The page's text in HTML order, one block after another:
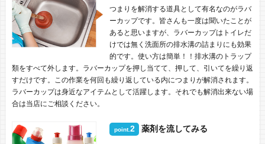
つまりを解消する道具として有名なのがラバ
ーカップです。皆さんも一度は聞いたことが
あると思いますが、ラバーカップはトイレだ
けでは無く洗面所の排水溝の詰まりにも効果
的です。使い方は簡単！！排水溝のトラップ
類をすべて外します。ラバーカップを押し当てて、押して、引いてを繰り返
すだけです。この作業を何回も繰り返している内につまりが解消されます。
ラバーカップは身近なアイテムとして活躍します。それでも解消出来ない場
合は当店にご相談ください。
point.2 薬剤を流してみる